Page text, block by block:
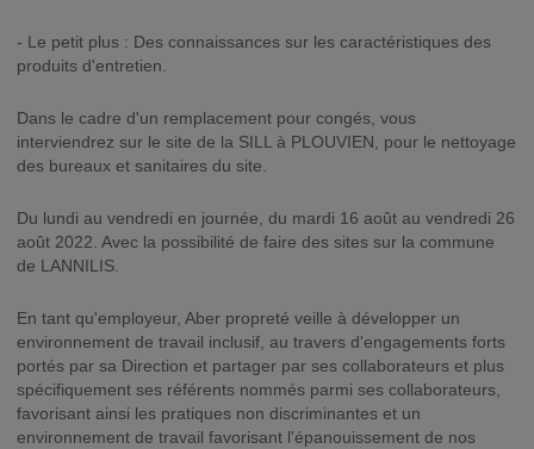
- Le petit plus : Des connaissances sur les caractéristiques des
produits d'entretien.
Dans le cadre d'un remplacement pour congés, vous
interviendrez sur le site de la SILL à PLOUVIEN, pour le nettoyage
des bureaux et sanitaires du site.
Du lundi au vendredi en journée, du mardi 16 août au vendredi 26
août 2022. Avec la possibilité de faire des sites sur la commune
de LANNILIS.
En tant qu'employeur, Aber propreté veille à développer un
environnement de travail inclusif, au travers d'engagements forts
portés par sa Direction et partager par ses collaborateurs et plus
spécifiquement ses référents nommés parmi ses collaborateurs,
favorisant ainsi les pratiques non discriminantes et un
environnement de travail favorisant l'épanouissement de nos